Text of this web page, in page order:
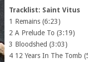
Tracklist: Saint Vitus
1 Remains (6:23)
2 A Prelude To (3:19)
3 Bloodshed (3:03)
4 12 Years In The Tomb